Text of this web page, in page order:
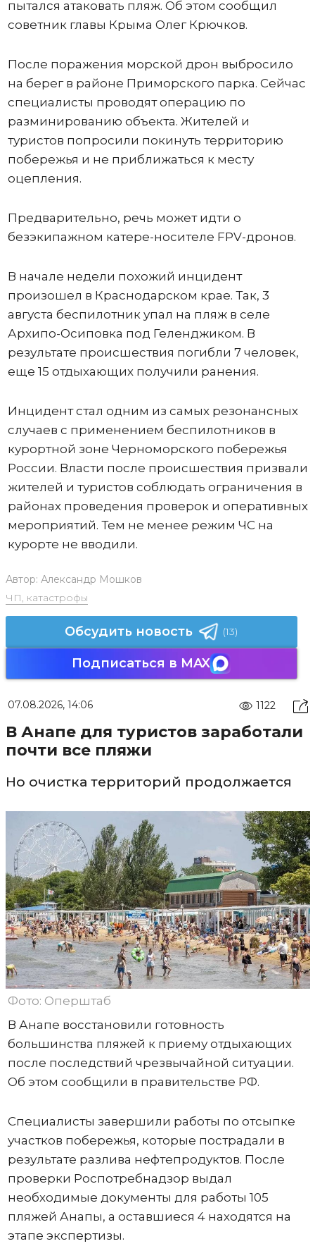
пытался атаковать пляж. Об этом сообщил
советник главы Крыма Олег Крючков.
После поражения морской дрон выбросило
на берег в районе Приморского парка. Сейчас
специалисты проводят операцию по
разминированию объекта. Жителей и
туристов попросили покинуть территорию
побережья и не приближаться к месту
оцепления.
Предварительно, речь может идти о
безэкипажном катере-носителе FPV-дронов.
В начале недели похожий инцидент
произошел в Краснодарском крае. Так, 3
августа беспилотник упал на пляж в селе
Архипо-Осиповка под Геленджиком. В
результате происшествия погибли 7 человек,
еще 15 отдыхающих получили ранения.
Инцидент стал одним из самых резонансных
случаев с применением беспилотников в
курортной зоне Черноморского побережья
России. Власти после происшествия призвали
жителей и туристов соблюдать ограничения в
районах проведения проверок и оперативных
мероприятий. Тем не менее режим ЧС на
курорте не вводили.
Автор: Александр Мошков
ЧП, катастрофы
Обсудить новость (13)
Подписаться в MAX
07.08.2026, 14:06 1122
В Анапе для туристов заработали
почти все пляжи
Но очистка территорий продолжается
Фото: Оперштаб
В Анапе восстановили готовность
большинства пляжей к приему отдыхающих
после последствий чрезвычайной ситуации.
Об этом сообщили в правительстве РФ.
Специалисты завершили работы по отсыпке
участков побережья, которые пострадали в
результате разлива нефтепродуктов. После
проверки Роспотребнадзор выдал
необходимые документы для работы 105
пляжей Анапы, а оставшиеся 4 находятся на
этапе экспертизы.